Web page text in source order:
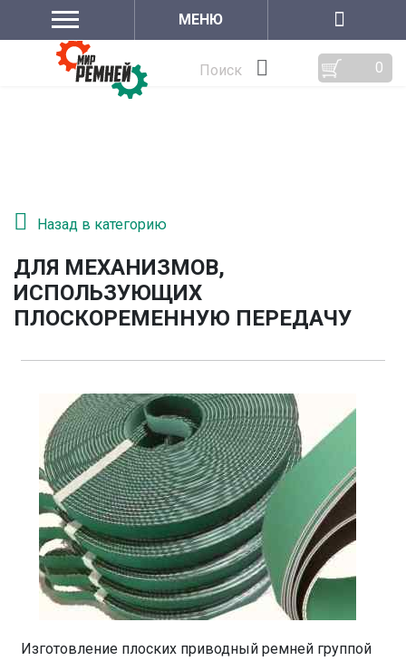
МЕНЮ
Поиск 0
Назад в категорию
ДЛЯ МЕХАНИЗМОВ,
ИСПОЛЬЗУЮЩИХ
ПЛОСКОРЕМЕННУЮ ПЕРЕДАЧУ
Изготовление плоских приводный ремней группой